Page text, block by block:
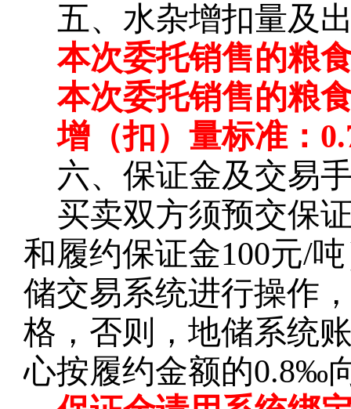
五、水杂增扣量及
本次委托销售的粮
本次委托销售的粮
增（扣）量标准：
六、保证金及交易
买卖双方须预交保
和履约保证金100元/
储交易系统进行操作
格，否则，地储系统
心按履约金额的0.8‰